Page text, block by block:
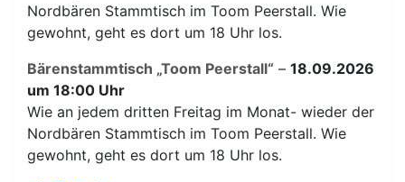
Nordbären Stammtisch im Toom Peerstall. Wie
gewohnt, geht es dort um 18 Uhr los.
Bärenstammtisch „Toom Peerstall“ – 18.09.2026
um 18:00 Uhr
Wie an jedem dritten Freitag im Monat- wieder der
Nordbären Stammtisch im Toom Peerstall. Wie
gewohnt, geht es dort um 18 Uhr los.